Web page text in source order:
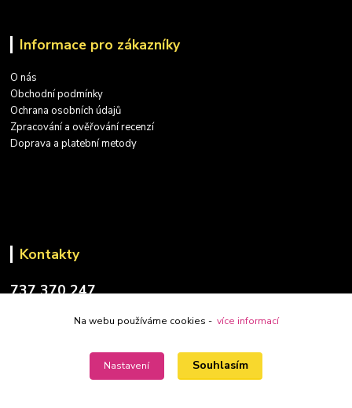
Informace pro zákazníky
O nás
Obchodní podmínky
Ochrana osobních údajů
Zpracování a ověřování recenzí
Doprava a platební metody
Kontakty
737 370 247
Na webu používáme cookies - více informací
Nastavení Souhlasím